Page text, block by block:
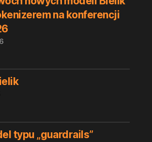
na konferencji
typu „guardrails”